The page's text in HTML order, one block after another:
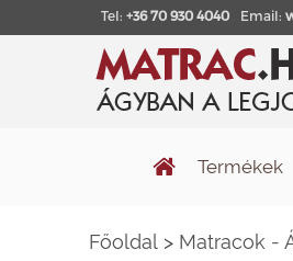
Tel: +36 70 930 4040 Email:
Termékek
Főoldal > Matracok -